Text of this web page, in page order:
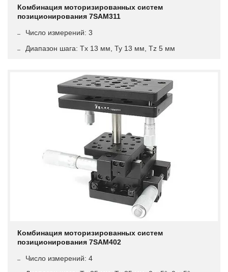
Комбинация моторизированных систем
позиционирования 7SAM311
Число измерений: 3
Диапазон шага: Tx 13 мм, Ty 13 мм, Tz 5 мм
Комбинация моторизированных систем
позиционирования 7SAM402
Число измерений: 4